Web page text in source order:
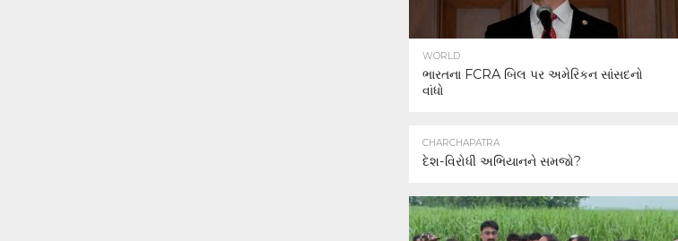
WORLD
ભારતના FCRA બિલ પર અમેરિકન સાંસદનો
વાંધો
CHARCHAPATRA
દેશ-વિરોધી અભિયાનને સમજો?